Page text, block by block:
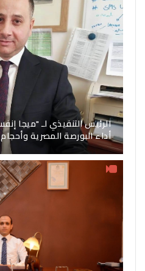
الرئيس التنفيذي لـ "ميجا
أداء البورصة المصرية وأحجام